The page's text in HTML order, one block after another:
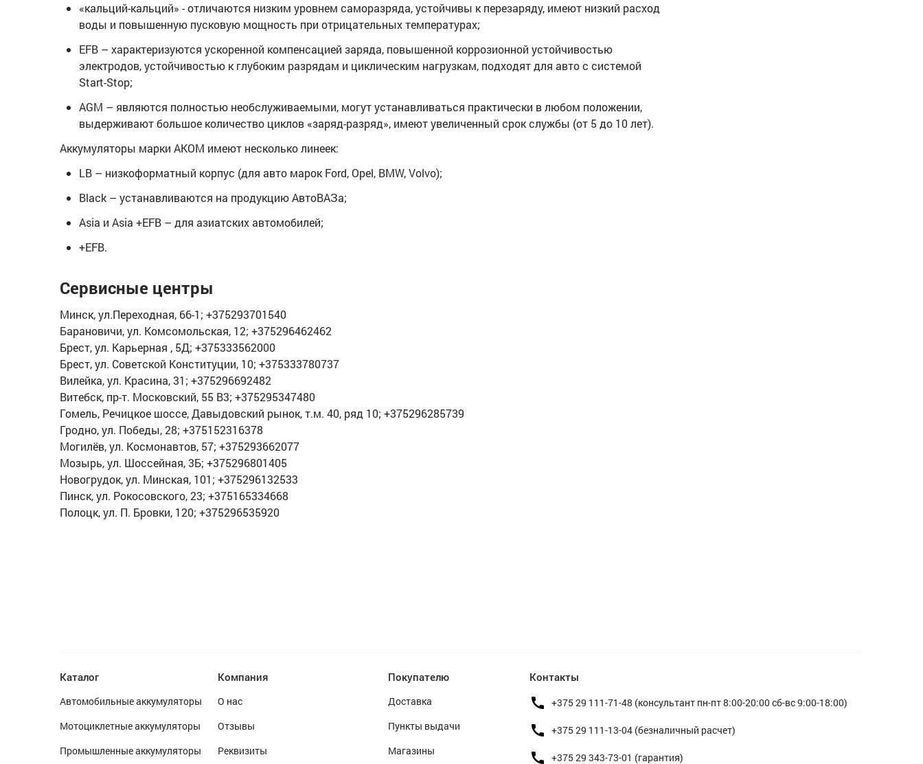
«кальций-кальций» - отличаются низким уровнем саморазряда, устойчивы к перезаряду, имеют низкий расход
воды и повышенную пусковую мощность при отрицательных температурах;
EFB – характеризуются ускоренной компенсацией заряда, повышенной коррозионной устойчивостью
электродов, устойчивостью к глубоким разрядам и циклическим нагрузкам, подходят для авто с системой
Start-Stop;
AGM – являются полностью необслуживаемыми, могут устанавливаться практически в любом положении,
выдерживают большое количество циклов «заряд-разряд», имеют увеличенный срок службы (от 5 до 10 лет).
Аккумуляторы марки АКОМ имеют несколько линеек:
LB – низкоформатный корпус (для авто марок Ford, Opel, BMW, Volvo);
Black – устанавливаются на продукцию АвтоВАЗа;
Asia и Asia +EFB – для азиатских автомобилей;
+EFB.
Сервисные центры
Минск, ул.Переходная, 66-1; +375293701540
Барановичи, ул. Комсомольская, 12; +375296462462
Брест, ул. Карьерная , 5Д; +375333562000
Брест, ул. Советской Конституции, 10; +375333780737
Вилейка, ул. Красина, 31; +375296692482
Витебск, пр-т. Московский, 55 В3; +375295347480
Гомель, Речицкое шоссе, Давыдовский рынок, т.м. 40, ряд 10; +375296285739
Гродно, ул. Победы, 28; +375152316378
Могилёв, ул. Космонавтов, 57; +375293662077
Мозырь, ул. Шоссейная, 3Б; +375296801405
Новогрудок, ул. Минская, 101; +375296132533
Пинск, ул. Рокосовского, 23; +375165334668
Полоцк, ул. П. Бровки, 120; +375296535920
Каталог
Автомобильные аккумуляторы
Мотоциклетные аккумуляторы
Промышленные аккумуляторы
Компания
О нас
Отзывы
Реквизиты
Покупателю
Доставка
Пункты выдачи
Магазины
Контакты
+375 29 111-71-48 (консультант пн-пт 8:00-20:00 сб-вс 9:00-18:00)
+375 29 111-13-04 (безналичный расчет)
+375 29 343-73-01 (гарантия)